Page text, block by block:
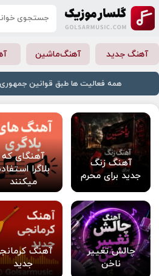
آهنگ جدید آهنگ‌ماشین
همه فعالیت ها طبق قوانین جمهوری
آهنگ زنگ
جدید برای محرم
آهنگای که
بلاگرا
میکنند
چالش تغییر
ناخن
آهنگ
جدید